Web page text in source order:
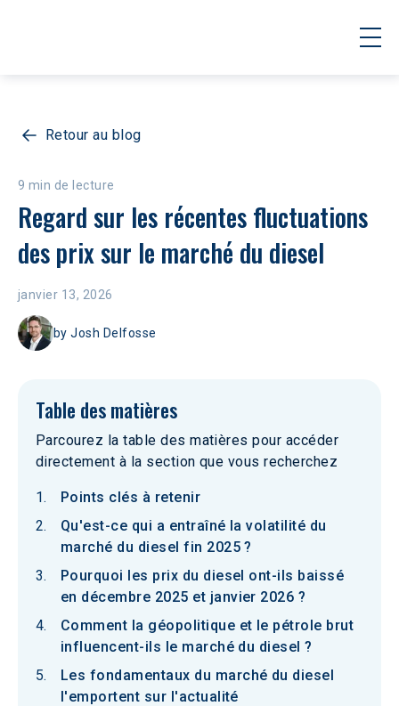
Retour au blog
9 min de lecture
Regard sur les récentes fluctuations
des prix sur le marché du diesel
janvier 13, 2026
byJosh Delfosse
Table des matières
Parcourez la table des matières pour accéder
directement à la section que vous recherchez
Points clés à retenir
Qu'est-ce qui a entraîné la volatilité du
marché du diesel fin 2025 ?
Pourquoi les prix du diesel ont-ils baissé
en décembre 2025 et janvier 2026 ?
Comment la géopolitique et le pétrole brut
influencent-ils le marché du diesel ?
Les fondamentaux du marché du diesel
l'emportent sur l'actualité